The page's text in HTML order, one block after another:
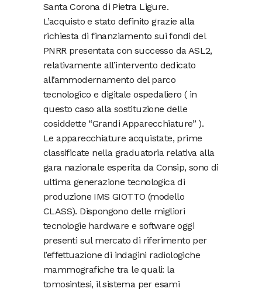
Santa Corona di Pietra Ligure.
L’acquisto e stato definito grazie alla
richiesta di finanziamento sui fondi del
PNRR presentata con successo da ASL2,
relativamente all’intervento dedicato
all’ammodernamento del parco
tecnologico e digitale ospedaliero ( in
questo caso alla sostituzione delle
cosiddette “Grandi Apparecchiature” ).
Le apparecchiature acquistate, prime
classificate nella graduatoria relativa alla
gara nazionale esperita da Consip, sono di
ultima generazione tecnologica di
produzione IMS GIOTTO (modello
CLASS). Dispongono delle migliori
tecnologie hardware e software oggi
presenti sul mercato di riferimento per
l’effettuazione di indagini radiologiche
mammografiche tra le quali: la
tomosintesi, il sistema per esami